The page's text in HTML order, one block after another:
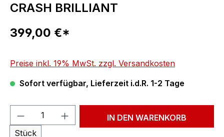
CRASH BRILLIANT
Regulärer Preis:
399,00 €*
Preise inkl. 19% MwSt. zzgl. Versandkosten
Sofort verfügbar, Lieferzeit i.d.R. 1-2 Tage
Produkt Anzahl: Gib den
Stück
IN DEN WARENKORB